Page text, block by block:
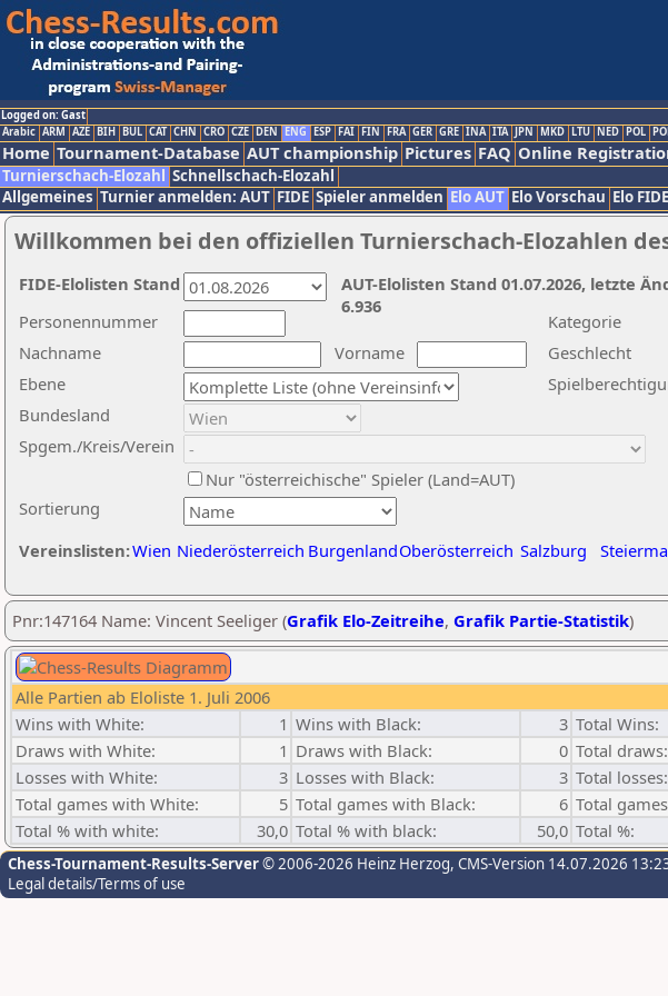
Logged on: Gast
Arabic ARM AZE BIH BUL CAT CHN CRO CZE DEN ENG ESP FAI FIN FRA GER GRE INA ITA JPN MKD LTU NED POL
Home Tournament-Database AUT championship Pictures FAQ Online
Turnierschach-Elozahl Schnellschach-Elozahl
Allgemeines Turnier anmelden: AUT FIDE Spieler anmelden Elo AUT Elo Vorschau Elo FIDE
Willkommen bei den offiziellen Turnierschach-Elozahlen
Nachname
Vorname
Ebene
Kategorie
Sortierung
Personennummer
Bundesland
Spgem./Kreis/Verein
Geschlecht
Nur "österreichische" Spieler (Land=AUT)
Vereinslisten:Wien Niederösterreich BurgenlandOberösterreich Salzburg
AUT-Elolisten Stand 01.07.2026, letzte
6.936
FIDE-Elolisten Stand
Pnr:147164 Name: Vincent Seeliger (Grafik Elo-Zeitreihe, Grafik Partie-Statistik)
Alle Partien ab Eloliste 1. Juli 2006
Wins with White:
1 Wins with Black: 3 Total Wins:
Draws with White:
1 Draws with Black: 0 Total draws:
Losses with White:
3 Losses with Black: 3 Total losses:
Total games with White:
5 Total games with Black: 6 Total
Total % with white:
30,0 Total % with black: 50,0 Total %:
Chess-Tournament-Results-Server© 2006-2026 Heinz Herzog, CMS-Version 14.07.2026
Legal details/Terms of use